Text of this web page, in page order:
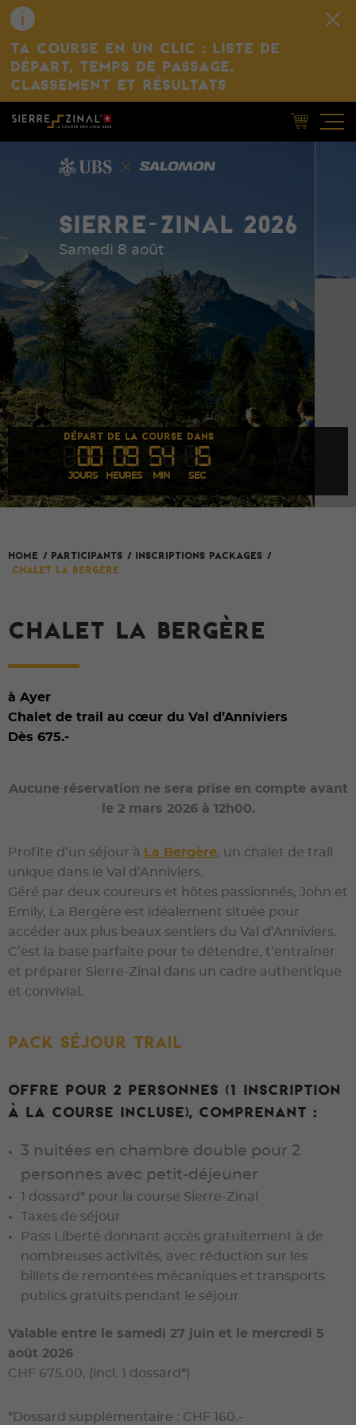
TA COURSE EN UN CLIC : LISTE DE
DÉPART, TEMPS DE PASSAGE,
CLASSEMENT ET RÉSULTATS
SIERRE-ZINAL 2026
Samedi 8 août
DÉPART DE LA COURSE DANS
00 09 54 15
JOURS HEURES MIN SEC
HOME / Participants / Inscriptions packages /
Chalet La Bergère
CHALET LA BERGÈRE
à Ayer
Chalet de trail au cœur du Val d’Anniviers
Dès 675.-
Aucune réservation ne sera prise en compte avant
le 2 mars 2026 à 12h00.
Profite d’un séjour à La Bergère, un chalet de trail
unique dans le Val d’Anniviers.
Géré par deux coureurs et hôtes passionnés, John et
Emily, La Bergère est idéalement située pour
accéder aux plus beaux sentiers du Val d’Anniviers.
C’est la base parfaite pour te détendre, t’entraîner
et préparer Sierre-Zinal dans un cadre authentique
et convivial.
Pack Séjour Trail
Offre pour 2 personnes (1 inscription
à la course incluse), comprenant :
3 nuitées en chambre double pour 2
personnes avec petit-déjeuner
1 dossard* pour la course Sierre-Zinal
Taxes de séjour
Pass Liberté donnant accès gratuitement à de
nombreuses activités, avec réduction sur les
billets de remontées mécaniques et transports
publics gratuits pendant le séjour
Valable entre le samedi 27 juin et le mercredi 5
août 2026
CHF 675.00, (incl. 1 dossard*)
*Dossard supplémentaire : CHF 160.-